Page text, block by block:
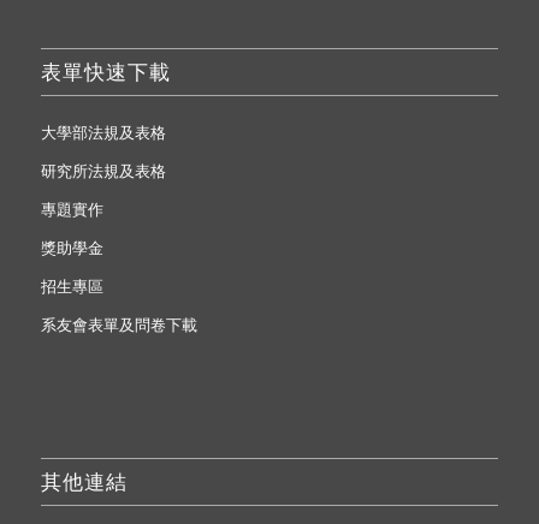
表單快速下載
大學部法規及表格
研究所法規及表格
專題實作
獎助學金
招生專區
系友會表單及問卷下載
其他連結